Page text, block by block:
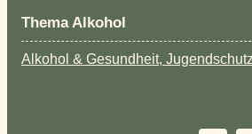
Thema Alkohol
Alkohol & Gesundheit, Jugendschutz